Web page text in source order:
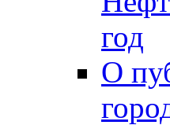
год
О